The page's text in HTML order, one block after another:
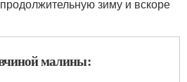
зиму и вскоре
малины: